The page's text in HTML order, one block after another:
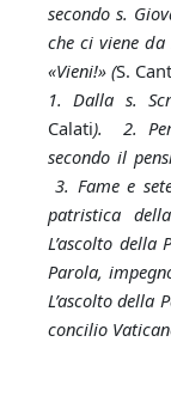
secondo s.
che ci viene da
«Vieni!» (S.
1. Dalla s.
Calati). 2. Per
secondo il
3. Fame e
patristica
L’ascolto della
Parola,
L’ascolto della
concilio